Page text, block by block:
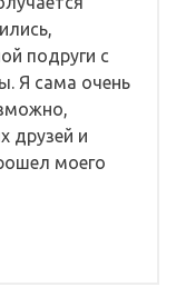
подруги с
Я сама очень
друзей и
моего